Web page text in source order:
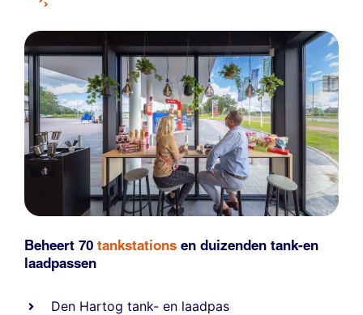
Beheert 70 tankstations en duizenden tank-en
laadpassen
Den Hartog tank- en laadpas